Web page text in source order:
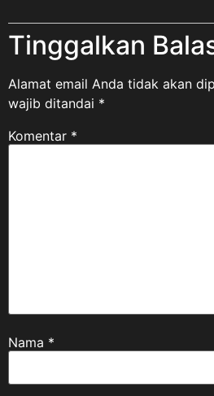
Tinggalkan
Alamat email Anda tidak akan
wajib ditandai *
Komentar *
Nama *